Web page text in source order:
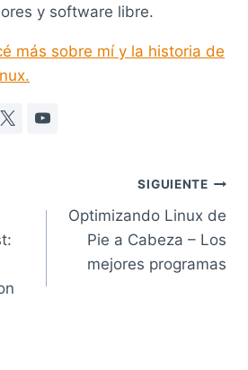
y software libre.
más sobre mí y la historia de
SIGUIENTE
Optimizando Linux de
Pie a Cabeza – Los
mejores programas